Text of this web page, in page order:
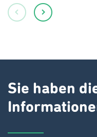
Sie haben